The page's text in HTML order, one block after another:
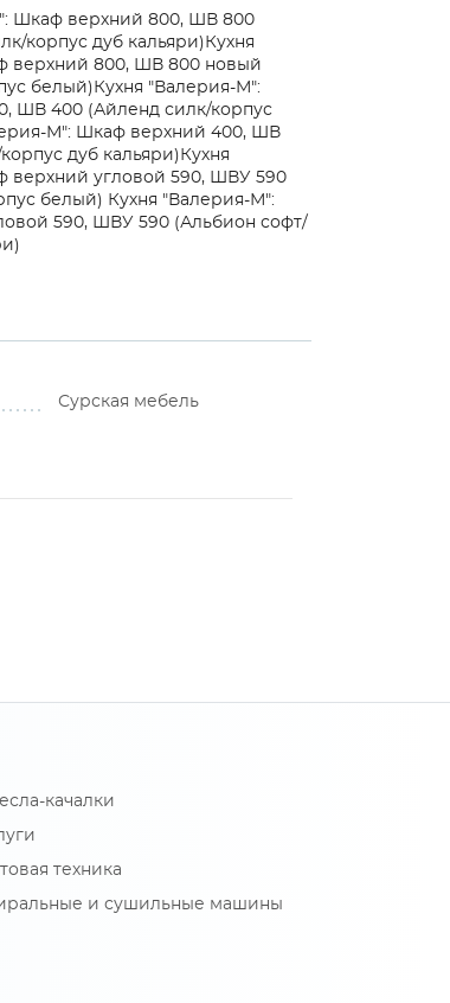
Шкаф верхний 800, ШВ 800
корпус дуб кальяри) Кухня
верхний 800, ШВ 800 новый
белый) Кухня "Валерия-М":
ШВ 400 (Айленд силк/корпус
М": Шкаф верхний 400, ШВ
дуб кальяри) Кухня
верхний угловой 590, ШВУ 590
белый) Кухня "Валерия-М":
590, ШВУ 590 (Альбион софт/
Сурская мебель
качалки
техника
и сушильные машины